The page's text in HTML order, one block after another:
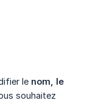
le nom, le
souhaitez